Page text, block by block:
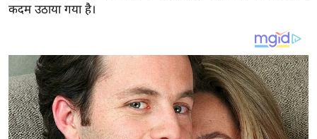
रा
ट
खे
ल
कदम उठाया गया है।